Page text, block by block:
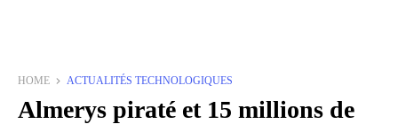
HOME ACTUALITÉS TECHNOLOGIQUES
Almerys piraté et 15 millions de